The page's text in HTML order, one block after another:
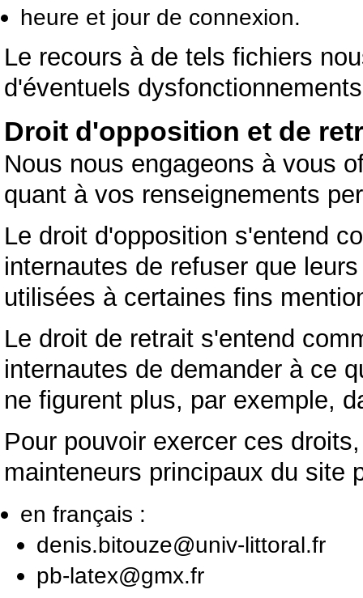
heure et jour de connexion.
Le recours à de tels fichiers
d'éventuels
Droit d'opposition et de
Nous nous engageons à vous
quant à vos renseignements
Le droit d'opposition s'entend
internautes de refuser que
utilisées à certaines fins
Le droit de retrait s'entend
internautes de demander à ce
ne figurent plus, par exemple,
Pour pouvoir exercer ces
mainteneurs principaux du site
en français :
denis.bitouze@univ-littoral.fr
pb-latex@gmx.fr